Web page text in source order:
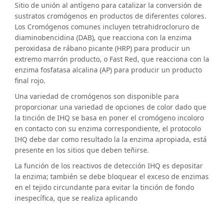
Sitio de unión al antígeno para catalizar la conversión de
sustratos cromógenos en productos de diferentes colores.
Los Cromógenos comunes incluyen tetrahidrocloruro de
diaminobencidina (DAB), que reacciona con la enzima
peroxidasa de rábano picante (HRP) para producir un
extremo marrón producto, o Fast Red, que reacciona con la
enzima fosfatasa alcalina (AP) para producir un producto
final rojo.
Una variedad de cromógenos son disponible para
proporcionar una variedad de opciones de color dado que
la tinción de IHQ se basa en poner el cromógeno incoloro
en contacto con su enzima correspondiente, el protocolo
IHQ debe dar como resultado la la enzima apropiada, está
presente en los sitios que deben teñirse.
La función de los reactivos de detección IHQ es depositar
la enzima; también se debe bloquear el exceso de enzimas
en el tejido circundante para evitar la tinción de fondo
inespecífica, que se realiza aplicando